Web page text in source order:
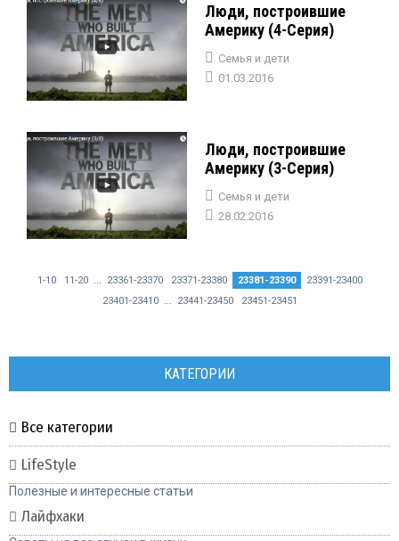
Люди, построившие
Америку (4-Серия)
Семья и дети
01.03.2016
Люди, построившие
Америку (3-Серия)
Семья и дети
28.02.2016
1-10 11-20 23361-23370 23371-23380 23381-23390
23391-23400
23401-23410
23441-23450 23451-23451
КАТЕГОРИИ
Все категории
LifeStyle
Полезные и интересные статьи
Лайфхаки